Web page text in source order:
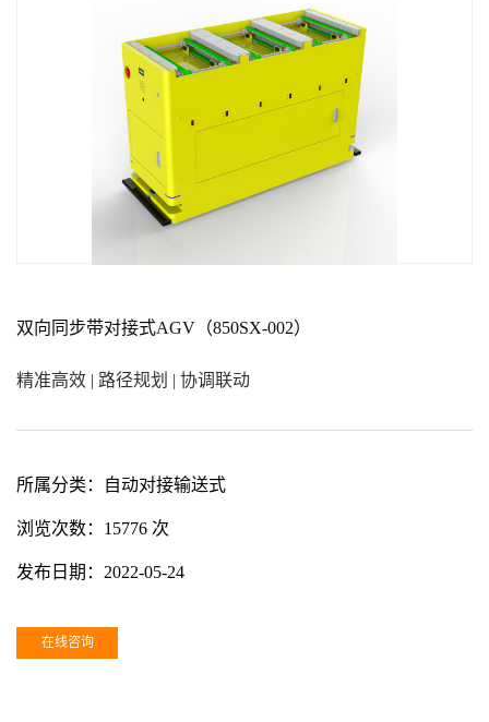
双向同步带对接式AGV（850SX-002）
精准高效 | 路径规划 | 协调联动
所属分类： 自动对接输送式
浏览次数： 15776 次
发布日期： 2022-05-24
在线咨询